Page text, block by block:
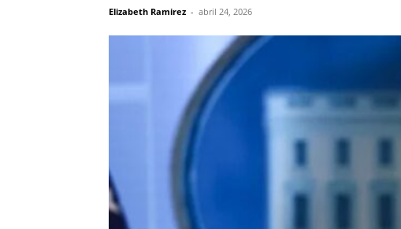
Elizabeth Ramirez - abril 24, 2026